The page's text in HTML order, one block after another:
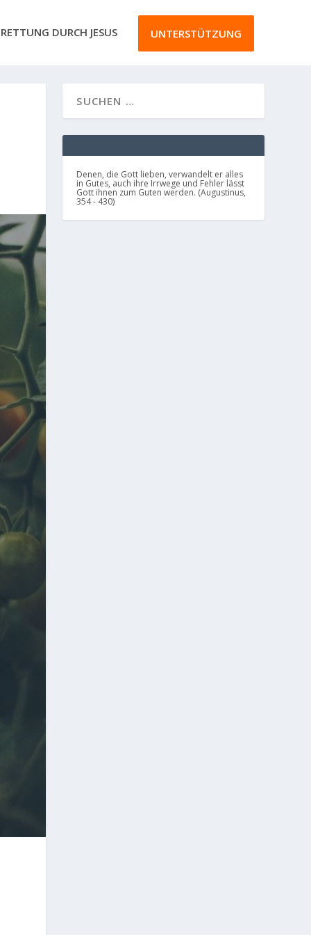
RETTUNG DURCH JESUS UNTERSTÜTZUNG
Denen, die Gott lieben, verwandelt er alles
in Gutes, auch ihre Irrwege und Fehler lässt
Gott ihnen zum Guten werden. (Augustinus,
354 - 430)